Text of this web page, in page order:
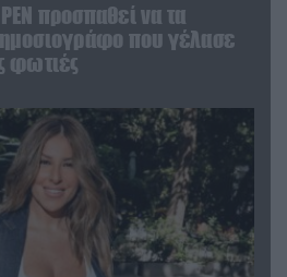
προσπαθεί να τα
που γέλασε
φωτιές